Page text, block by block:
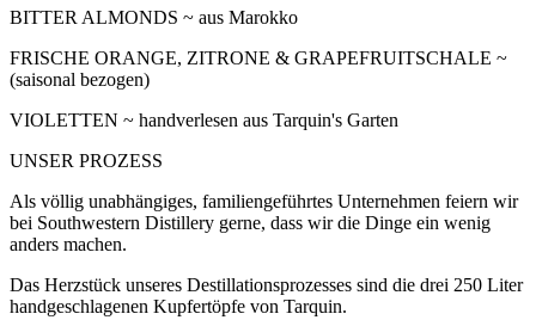
BITTER ALMONDS ~ aus Marokko
FRISCHE ORANGE, ZITRONE & GRAPEFRUITSCHALE ~
(saisonal bezogen)
VIOLETTEN ~ handverlesen aus Tarquin's Garten
UNSER PROZESS
Als völlig unabhängiges, familiengeführtes Unternehmen feiern wir
bei Southwestern Distillery gerne, dass wir die Dinge ein wenig
anders machen.
Das Herzstück unseres Destillationsprozesses sind die drei 250 Liter
handgeschlagenen Kupfertöpfe von Tarquin.